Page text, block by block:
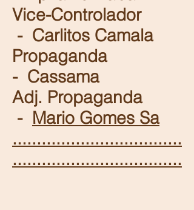
Vice-Controlador
- Carlitos Camala
Propaganda
- Cassama
Adj. Propaganda
- Mario Gomes Sa
...................................
...................................